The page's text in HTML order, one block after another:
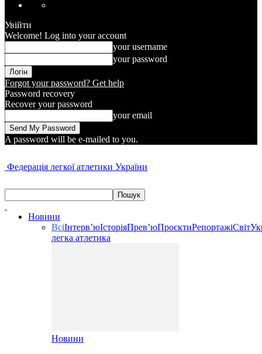
Увійти
Welcome! Log into your account
your username
your password
Forgot your password? Get help
Password recovery
Recover your password
your email
A password will be e-mailed to you.
Федерація легкої атлетики України
Новини
ВсіІнтерв’юІсторіяПрев’юПроєктиРепортажіСвіт
легка атлетика
Новини